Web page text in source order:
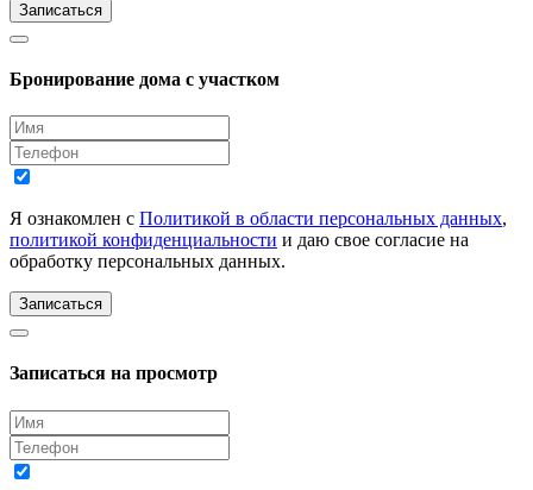
Записаться
Бронирование дома с участком
Я ознакомлен с Политикой в области персональных данных,
политикой конфиденциальности и даю свое согласие на
обработку персональных данных.
Записаться
Записаться на просмотр